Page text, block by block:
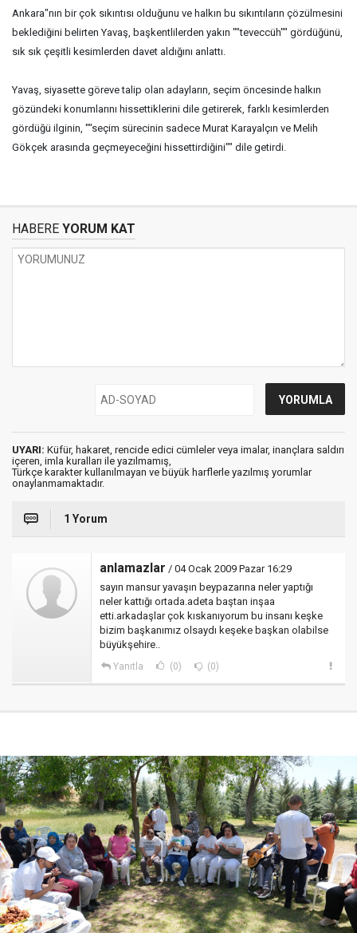
Ankara"nın bir çok sıkıntısı olduğunu ve halkın bu sıkıntıların çözülmesini
beklediğini belirten Yavaş, başkentlilerden yakın ""teveccüh"" gördüğünü,
sık sık çeşitli kesimlerden davet aldığını anlattı.
Yavaş, siyasette göreve talip olan adayların, seçim öncesinde halkın
gözündeki konumlarını hissettiklerini dile getirerek, farklı kesimlerden
gördüğü ilginin, ""seçim sürecinin sadece Murat Karayalçın ve Melih
Gökçek arasında geçmeyeceğini hissettirdiğini"" dile getirdi.
HABERE YORUM KAT
UYARI: Küfür, hakaret, rencide edici cümleler veya imalar, inançlara saldırı
içeren, imla kuralları ile yazılmamış,
Türkçe karakter kullanılmayan ve büyük harflerle yazılmış yorumlar
onaylanmamaktadır.
1 Yorum
anlamazlar / 04 Ocak 2009 Pazar 16:29
sayın mansur yavaşın beypazarına neler yaptığı
neler kattığı ortada.adeta baştan inşaa
etti.arkadaşlar çok kıskanıyorum bu insanı keşke
bizim başkanımız olsaydı keşeke başkan olabilse
büyükşehire..
Yanıtla (0) (0)